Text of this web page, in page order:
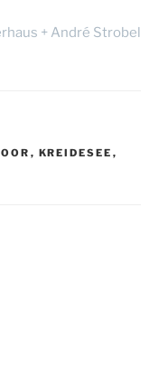
+ André Strobel
, KREIDESEE ,